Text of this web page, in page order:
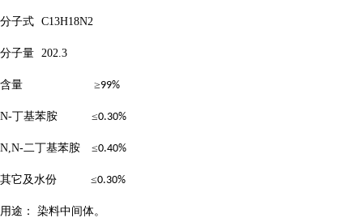
分子式 C13H18N2
分子量 202.3
含量 ≥99%
N-丁基苯胺 ≤0.30%
N,N-二丁基苯胺 ≤0.40%
其它及水份 ≤0.30%
用途： 染料中间体。